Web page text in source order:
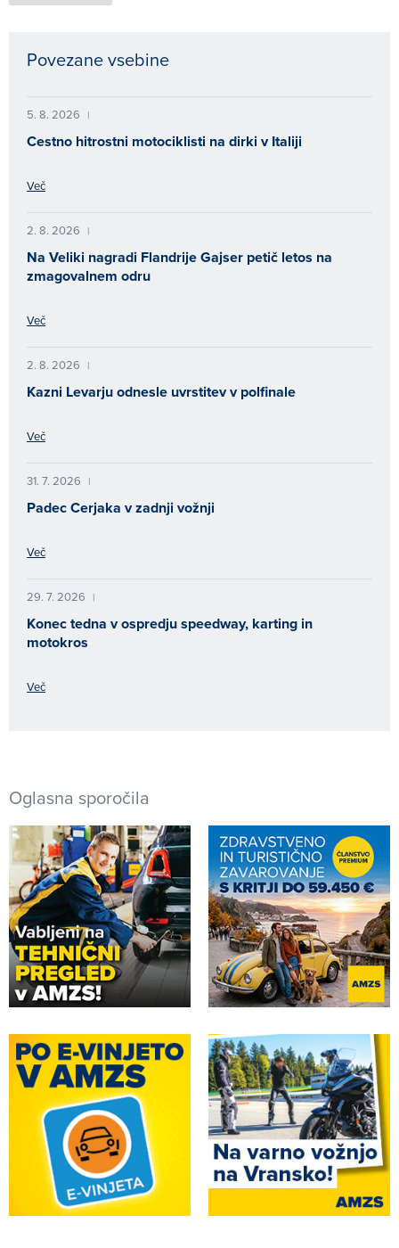
Povezane vsebine
5. 8. 2026 |
Cestno hitrostni motociklisti na dirki v Italiji
Več
2. 8. 2026 |
Na Veliki nagradi Flandrije Gajser petič letos na
zmagovalnem odru
Več
2. 8. 2026 |
Kazni Levarju odnesle uvrstitev v polfinale
Več
31. 7. 2026 |
Padec Cerjaka v zadnji vožnji
Več
29. 7. 2026 |
Konec tedna v ospredju speedway, karting in
motokros
Več
Oglasna sporočila